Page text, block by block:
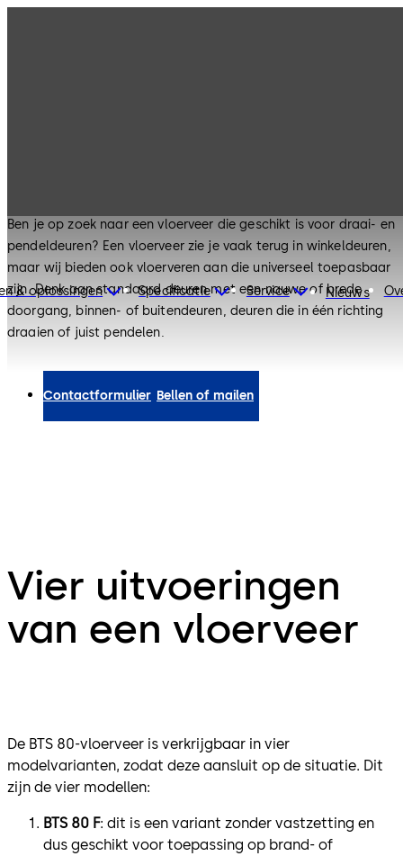
& oplossingen Specificatie Service Nieuws
Ben je op zoek naar een vloerveer die geschikt is voor draai- en
pendeldeuren? Een vloerveer zie je vaak terug in winkeldeuren,
maar wij bieden ook vloerveren aan die universeel toepasbaar
zijn. Denk aan standaard deuren met een nauwe of brede
doorgang, binnen- of buitendeuren, deuren die in één richting
draaien of juist pendelen.
Contactformulier Bellen of mailen
Vier uitvoeringen
van een vloerveer
De BTS 80-vloerveer is verkrijgbaar in vier
modelvarianten, zodat deze aansluit op de situatie. Dit
zijn de vier modellen:
BTS 80 F: dit is een variant zonder vastzetting en
dus geschikt voor toepassing op brand- of